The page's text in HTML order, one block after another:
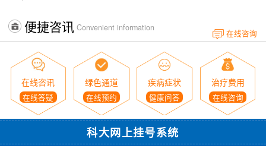
便捷咨讯 Convenient information
在线咨询
在线咨讯
在线答疑
绿色通道
在线预约
疾病症状
健康问答
治疗费用
在线咨询
科大网上挂号系统